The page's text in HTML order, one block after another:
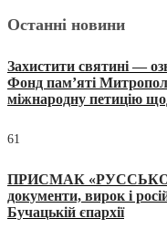
Останні новини
Захистити святині —
Фонд пам’яті
міжнародну петицію
61
ПРИСМАК
документи, вирок і
Бучацькій єпархії